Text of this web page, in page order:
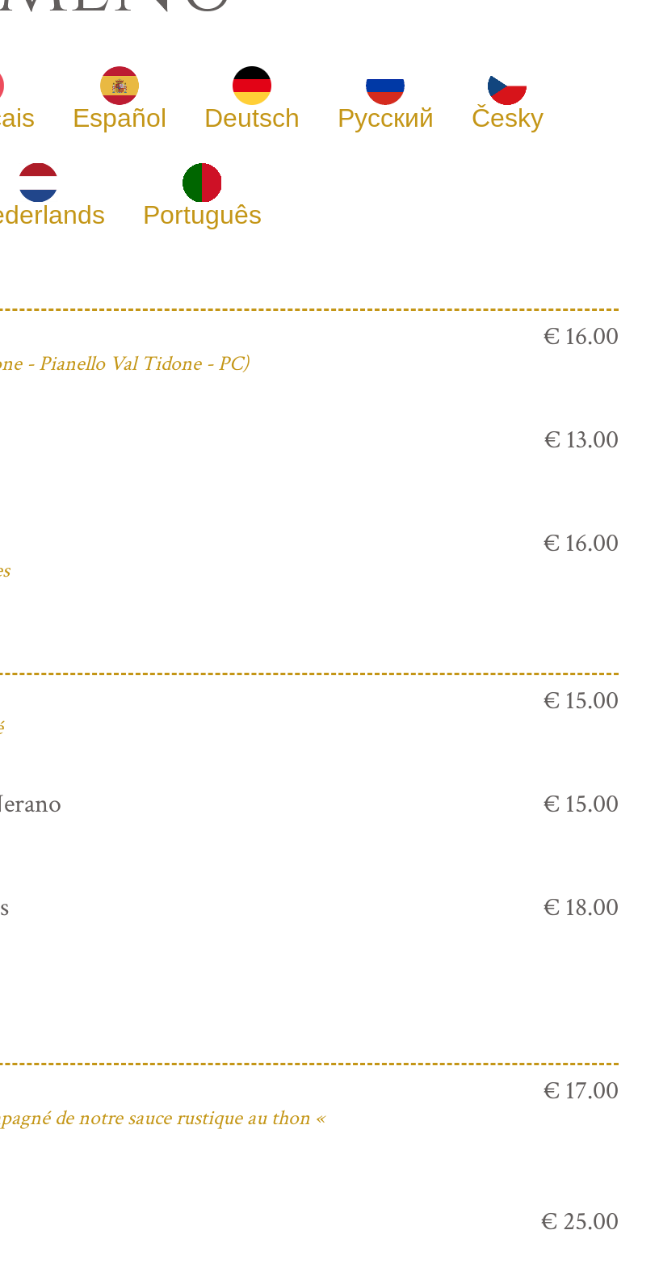
Español Deutsch Русский Česky
Português
- Pianello Val Tidone - PC)
€ 16.00
€ 13.00
€ 16.00
€ 15.00
€ 15.00
€ 18.00
de notre sauce rustique au thon «
€ 17.00
€ 25.00